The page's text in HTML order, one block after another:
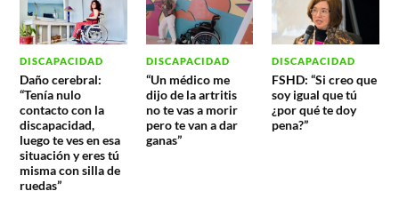
DISCAPACIDAD
Daño cerebral:
“Tenía nulo
contacto con la
discapacidad,
luego te ves en esa
situación y eres tú
misma con silla de
ruedas”
DISCAPACIDAD
“Un médico me
dijo de la artritis
no te vas a morir
pero te van a dar
ganas”
DISCAPACIDAD
FSHD: “Si creo que
soy igual que tú
¿por qué te doy
pena?”